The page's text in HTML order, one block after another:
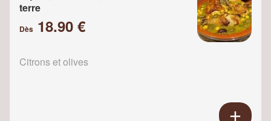
terre
Dès 18.90 €
Citrons et olives